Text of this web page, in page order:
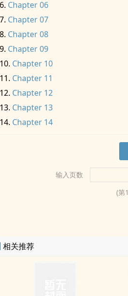
Chapter 06
Chapter 07
Chapter 08
Chapter 09
Chapter 10
Chapter 11
Chapter 12
Chapter 13
Chapter 14
输入页数
(第1
相关推荐